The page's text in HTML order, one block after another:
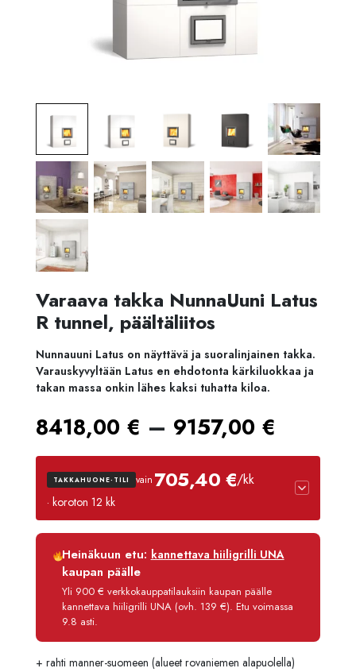
Varaava takka NunnaUuni Latus
R tunnel, päältäliitos
Nunnauuni Latus on näyttävä ja suoralinjainen takka.
Varauskyvyltään Latus en ehdotonta kärkiluokkaa ja
takan massa onkin lähes kaksi tuhatta kiloa.
8418,00 € – 9157,00 €
TAKKAHUONE-TILI vain 705,40 €/kk
· koroton 12 kk
Luottoaika
12 kk
Korko
Käsittelymaksu
3,90 €/kk
Maksettava yhteensä
8 464,80 €
Heinäkuun etu: kannettava hiiligrilli UNA
kaupan päälle
Yli 900 € verkkokauppatilauksiin kaupan päälle
kannettava hiiligrilli UNA (ovh. 139 €). Etu voimassa
9.8 asti.
+ rahti manner-suomeen (alueet rovaniemen alapuolella)